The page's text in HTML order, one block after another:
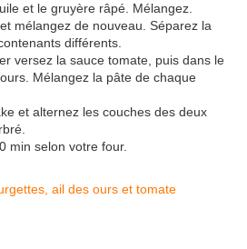
et le gruyère râpé. Mélangez.
mélangez de nouveau. Séparez la
différents.
versez la sauce tomate, puis dans le
Mélangez la pâte de chaque
et alternez les couches des deux
min selon votre four.